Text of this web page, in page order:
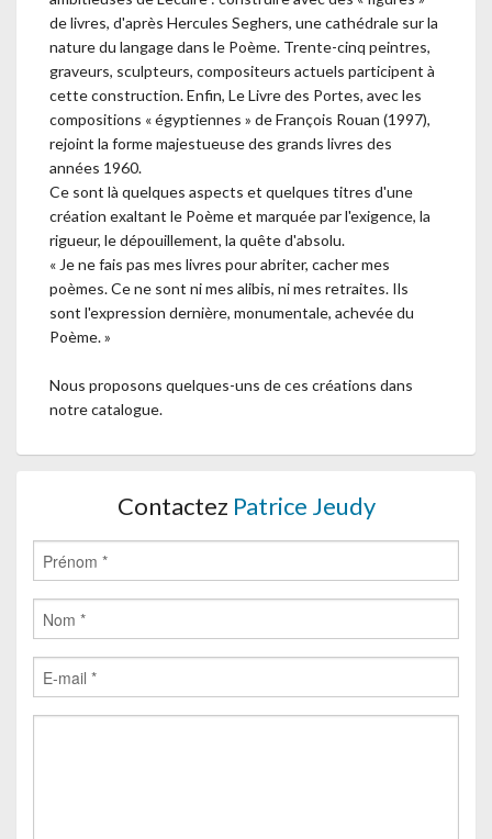
de livres, d'après Hercules Seghers, une cathédrale sur la
nature du langage dans le Poème. Trente-cinq peintres,
graveurs, sculpteurs, compositeurs actuels participent à
cette construction. Enfin, Le Livre des Portes, avec les
compositions « égyptiennes » de François Rouan (1997),
rejoint la forme majestueuse des grands livres des
années 1960.
Ce sont là quelques aspects et quelques titres d'une
création exaltant le Poème et marquée par l'exigence, la
rigueur, le dépouillement, la quête d'absolu.
« Je ne fais pas mes livres pour abriter, cacher mes
poèmes. Ce ne sont ni mes alibis, ni mes retraites. Ils
sont l'expression dernière, monumentale, achevée du
Poème. »
Nous proposons quelques-uns de ces créations dans
notre catalogue.
Contactez Patrice Jeudy